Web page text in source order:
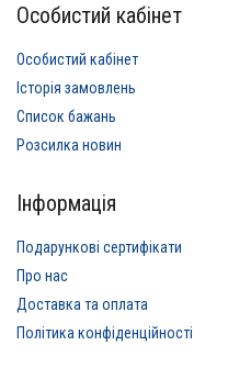
Особистий кабінет
Особистий кабінет
Історія замовлень
Список бажань
Розсилка новин
Інформація
Подарункові сертифікати
Про нас
Доставка та оплата
Політика конфіденційності